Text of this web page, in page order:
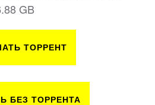
GB
ТОРРЕНТ
БЕЗ ТОРРЕНТА